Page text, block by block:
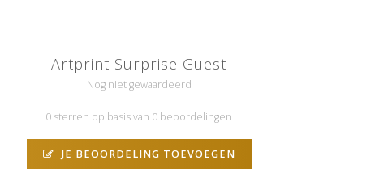
Artprint Surprise Guest
Nog niet gewaardeerd
0 sterren op basis van 0 beoordelingen
JE BEOORDELING TOEVOEGEN